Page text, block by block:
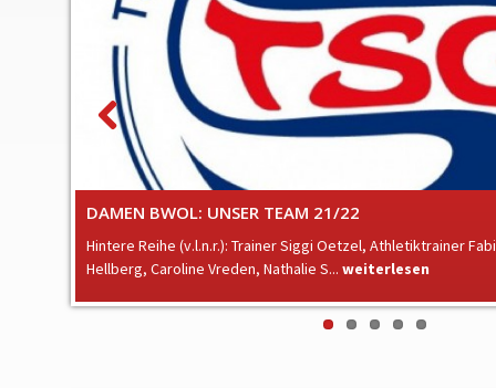
HANDBALLFAIRRÜCKT!MÄNNER 3
DAMEN BWOL: UNSER TEAM 21/22
Hintere Reihe (v.l.n.r.): Trainer Siggi Oetzel, Athletiktrainer
Hellberg, Caroline Vreden, Nathalie S... weiterlesen
Previous